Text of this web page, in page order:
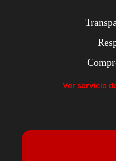
Ver servicio